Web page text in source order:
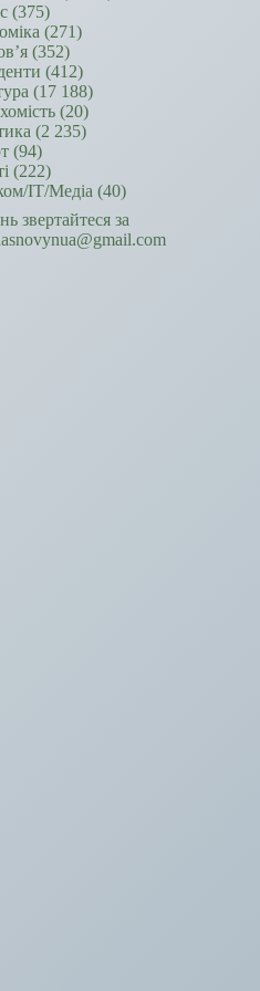
(375)
(271)
(352)
(412)
(17 188)
(20)
(2 235)
(94)
(222)
ІТ/Медіа (40)
звертайтеся за